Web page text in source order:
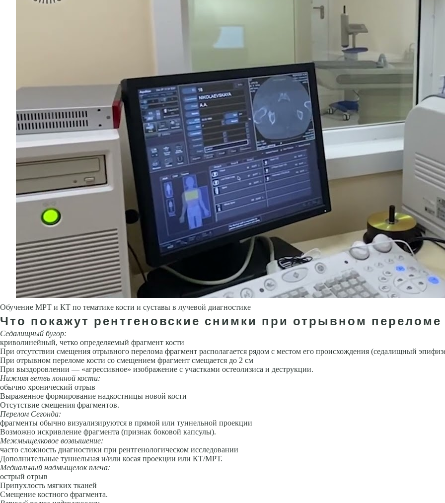
Обучение МРТ и КТ по тематике кости и суставы в лучевой диагностике
Что покажут рентгеновские снимки при отрывном переломе
Седалищный бугор:
криволинейный, четко определяемый фрагмент кости
При отсутствии смещения отрывного перелома фрагмент располагается рядом с местом его происхождения (седалищный
При отрывном переломе кости со смещением фрагмент смещается до 2 см
При выздоровлении — «агрессивное» изображение с участками остеолизиса и деструкции.
Нижняя ветвь лонной кости:
обычно хронический отрыв
Выраженное формирование надкостницы новой кости
Отсутствие смещения фрагментов.
Перелом Сегонда:
фрагменты обычно визуализируются в прямой или туннельной проекции
Возможно искривление фрагмента (признак боковой капсулы).
Межмыщелковое возвышение:
часто сложность диагностики при рентгенологическом исследовании
Дополнительные туннельная и/или косая проекции или КТ/МРТ.
Медиальный надмыщелок плеча:
острый отрыв
Припухлость мягких тканей
Смещение костного фрагмента.